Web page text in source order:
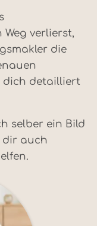
verlierst,
die
dich detailliert
selber ein Bild
dir auch